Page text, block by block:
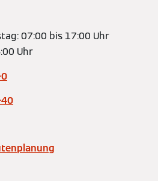
07:00 bis 17:00 Uhr
Uhr